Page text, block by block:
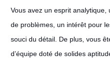
Vous avez un esprit
de problèmes, un intérêt pour
souci du détail. De plus, vous
d’équipe doté de solides